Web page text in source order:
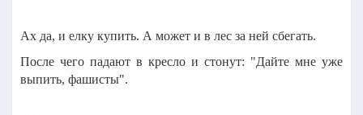
Ах да, и елку купить. А может и в лес за ней сбегать.
После чего падают в кресло и стонут: "Дайте мне уже
выпить, фашисты".